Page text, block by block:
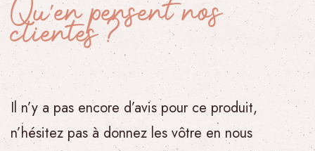
Qu’en pensent nos
clientes ?
Il n’y a pas encore d’avis pour ce produit,
n’hésitez pas à donnez les vôtre en nous